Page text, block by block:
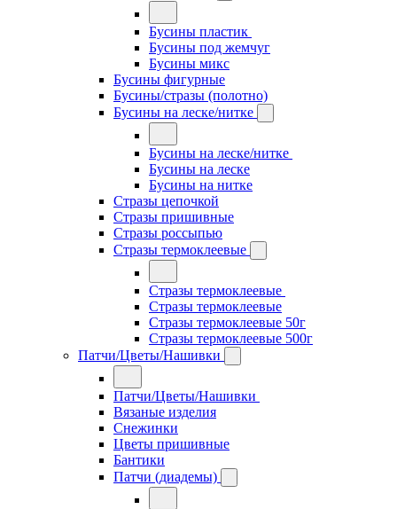
Бусины пластик
Бусины под жемчуг
Бусины микс
Бусины фигурные
Бусины/стразы (полотно)
Бусины на леске/нитке
Бусины на леске/нитке
Бусины на леске
Бусины на нитке
Стразы цепочкой
Стразы пришивные
Стразы россыпью
Стразы термоклеевые
Стразы термоклеевые
Стразы термоклеевые
Стразы термоклеевые 50г
Стразы термоклеевые 500г
Патчи/Цветы/Нашивки
Патчи/Цветы/Нашивки
Вязаные изделия
Снежинки
Цветы пришивные
Бантики
Патчи (диадемы)